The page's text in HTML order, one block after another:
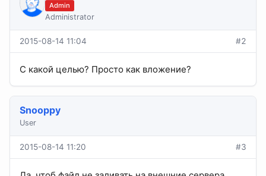
Admin
Administrator
2015-08-14 11:04 #2
С какой целью? Просто как вложение?
Snooppy
User
2015-08-14 11:20 #3